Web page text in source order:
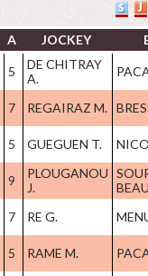
A JOCKEY
5
DE CHITRAY
A.
7 REGAIRAZ M.
5 GUEGUEN T.
9
PLOUGANOU
J.
7 RE G.
5 RAME M.